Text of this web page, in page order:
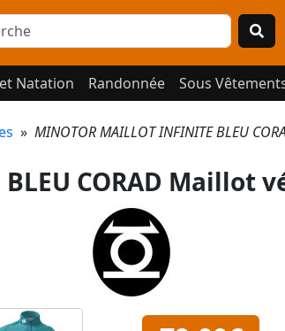
Natation Randonnée Sous
» MINOTOR MAILLOT INFINITE BLEU
CORAD Maillot